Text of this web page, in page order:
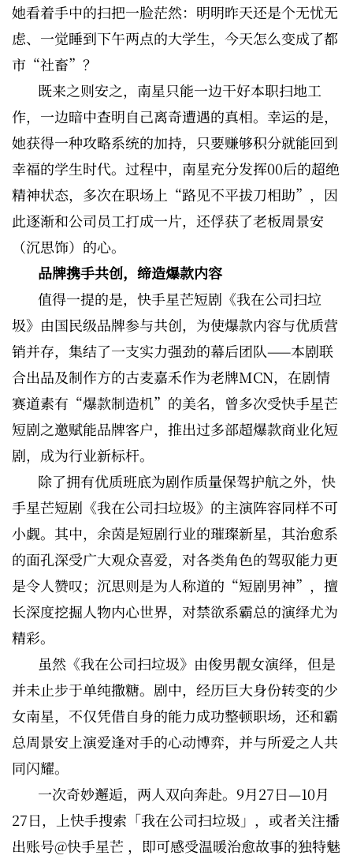
她看着手中的扫把一脸茫然：明明昨天还是个无忧无
虑、一觉睡到下午两点的大学生，今天怎么变成了都
市“社畜”？
既来之则安之，南星只能一边干好本职扫地工
作，一边暗中查明自己离奇遭遇的真相。幸运的是，
她获得一种攻略系统的加持，只要赚够积分就能回到
幸福的学生时代。过程中，南星充分发挥00后的超绝
精神状态，多次在职场上“路见不平拔刀相助”，因
此逐渐和公司员工打成一片，还俘获了老板周景安
（沉思饰）的心。
品牌携手共创，缔造爆款内容
值得一提的是，快手星芒短剧《我在公司扫垃
圾》由国民级品牌参与共创，为使爆款内容与优质营
销并存，集结了一支实力强劲的幕后团队——本剧联
合出品及制作方的古麦嘉禾作为老牌MCN，在剧情
赛道素有“爆款制造机”的美名，曾多次受快手星芒
短剧之邀赋能品牌客户，推出过多部超爆款商业化短
剧，成为行业新标杆。
除了拥有优质班底为剧作质量保驾护航之外，快
手星芒短剧《我在公司扫垃圾》的主演阵容同样不可
小觑。其中，余茵是短剧行业的璀璨新星，其治愈系
的面孔深受广大观众喜爱，对各类角色的驾驭能力更
是令人赞叹；沉思则是为人称道的“短剧男神”，擅
长深度挖掘人物内心世界，对禁欲系霸总的演绎尤为
精彩。
虽然《我在公司扫垃圾》由俊男靓女演绎，但是
并未止步于单纯撒糖。剧中，经历巨大身份转变的少
女南星，不仅凭借自身的能力成功整顿职场，还和霸
总周景安上演爱逢对手的心动博弈，并与所爱之人共
同闪耀。
一次奇妙邂逅，两人双向奔赴。9月27日—10月
27日，上快手搜索「我在公司扫垃圾」，或者关注播
出账号@快手星芒 ，即可感受温暖治愈故事的独特魅